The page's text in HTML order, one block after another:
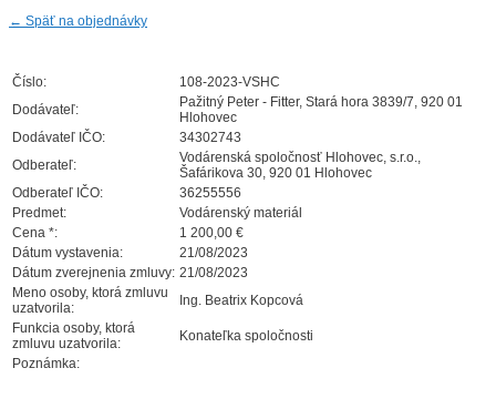
← Späť na objednávky
Číslo:
108-2023-VSHC
Dodávateľ:
Pažitný Peter - Fitter, Stará hora 3839/7, 920 01
Hlohovec
Dodávateľ IČO:
34302743
Odberateľ:
Vodárenská spoločnosť Hlohovec, s.r.o.,
Šafárikova 30, 920 01 Hlohovec
Odberateľ IČO:
36255556
Predmet:
Vodárenský materiál
Cena *:
1 200,00 €
Dátum vystavenia:
21/08/2023
Dátum zverejnenia zmluvy: 21/08/2023
Meno osoby, ktorá zmluvu
uzatvorila:
Ing. Beatrix Kopcová
Funkcia osoby, ktorá
zmluvu uzatvorila:
Konateľka spoločnosti
Poznámka: